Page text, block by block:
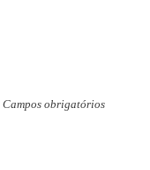
Campos obrigatórios